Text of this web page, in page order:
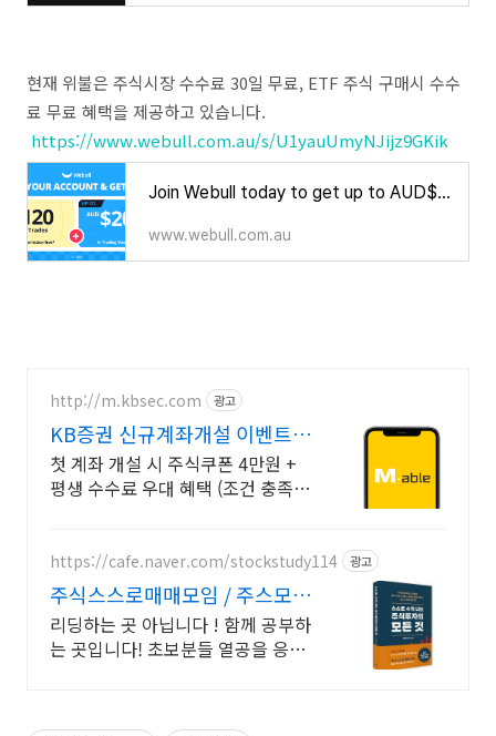
현재 위불은 주식시장 수수료 30일 무료, ETF 주식 구매시 수수
료 무료 혜택을 제공하고 있습니다.
https://www.webull.com.au/s/U1yauUmyNJijz9GKik
Join Webull today to get up to AUD$200 in rewards with my link!
www.webull.com.au
http://m.kbsec.com 광고
KB증권 신규계좌개설 이벤트
국내주식쿠폰 최대 5만원
첫 계좌 개설 시 주식쿠폰 4만원 +
평생 수수료 우대 혜택 (조건 충족
https://cafe.naver.com/stockstudy114 광고
주식스스로매매모임 / 주스모
스스로 공부법을 배웁니다 !
리딩하는 곳 아닙니다 ! 함께 공부하
는 곳입니다! 초보분들 열공을 응원